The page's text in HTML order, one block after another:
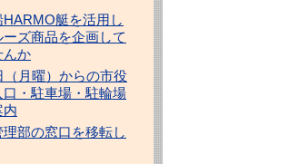
HARMO艇を活用し
ーズ商品を企画して
んか
（月曜）からの市役
口・駐車場・駐輪場
内
部の窓口を移転し